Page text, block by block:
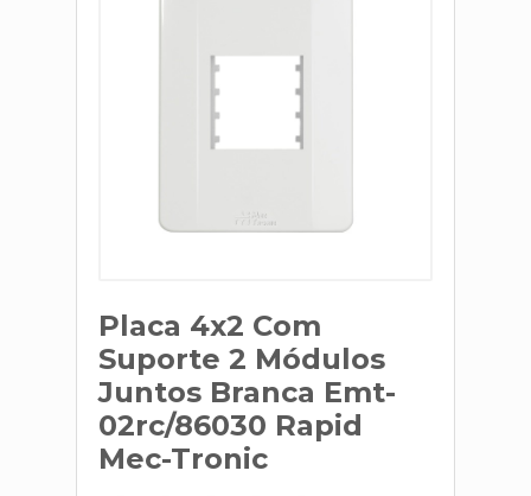
Placa 4x2 Com
Suporte 2 Módulos
Juntos Branca Emt-
02rc/86030 Rapid
Mec-Tronic